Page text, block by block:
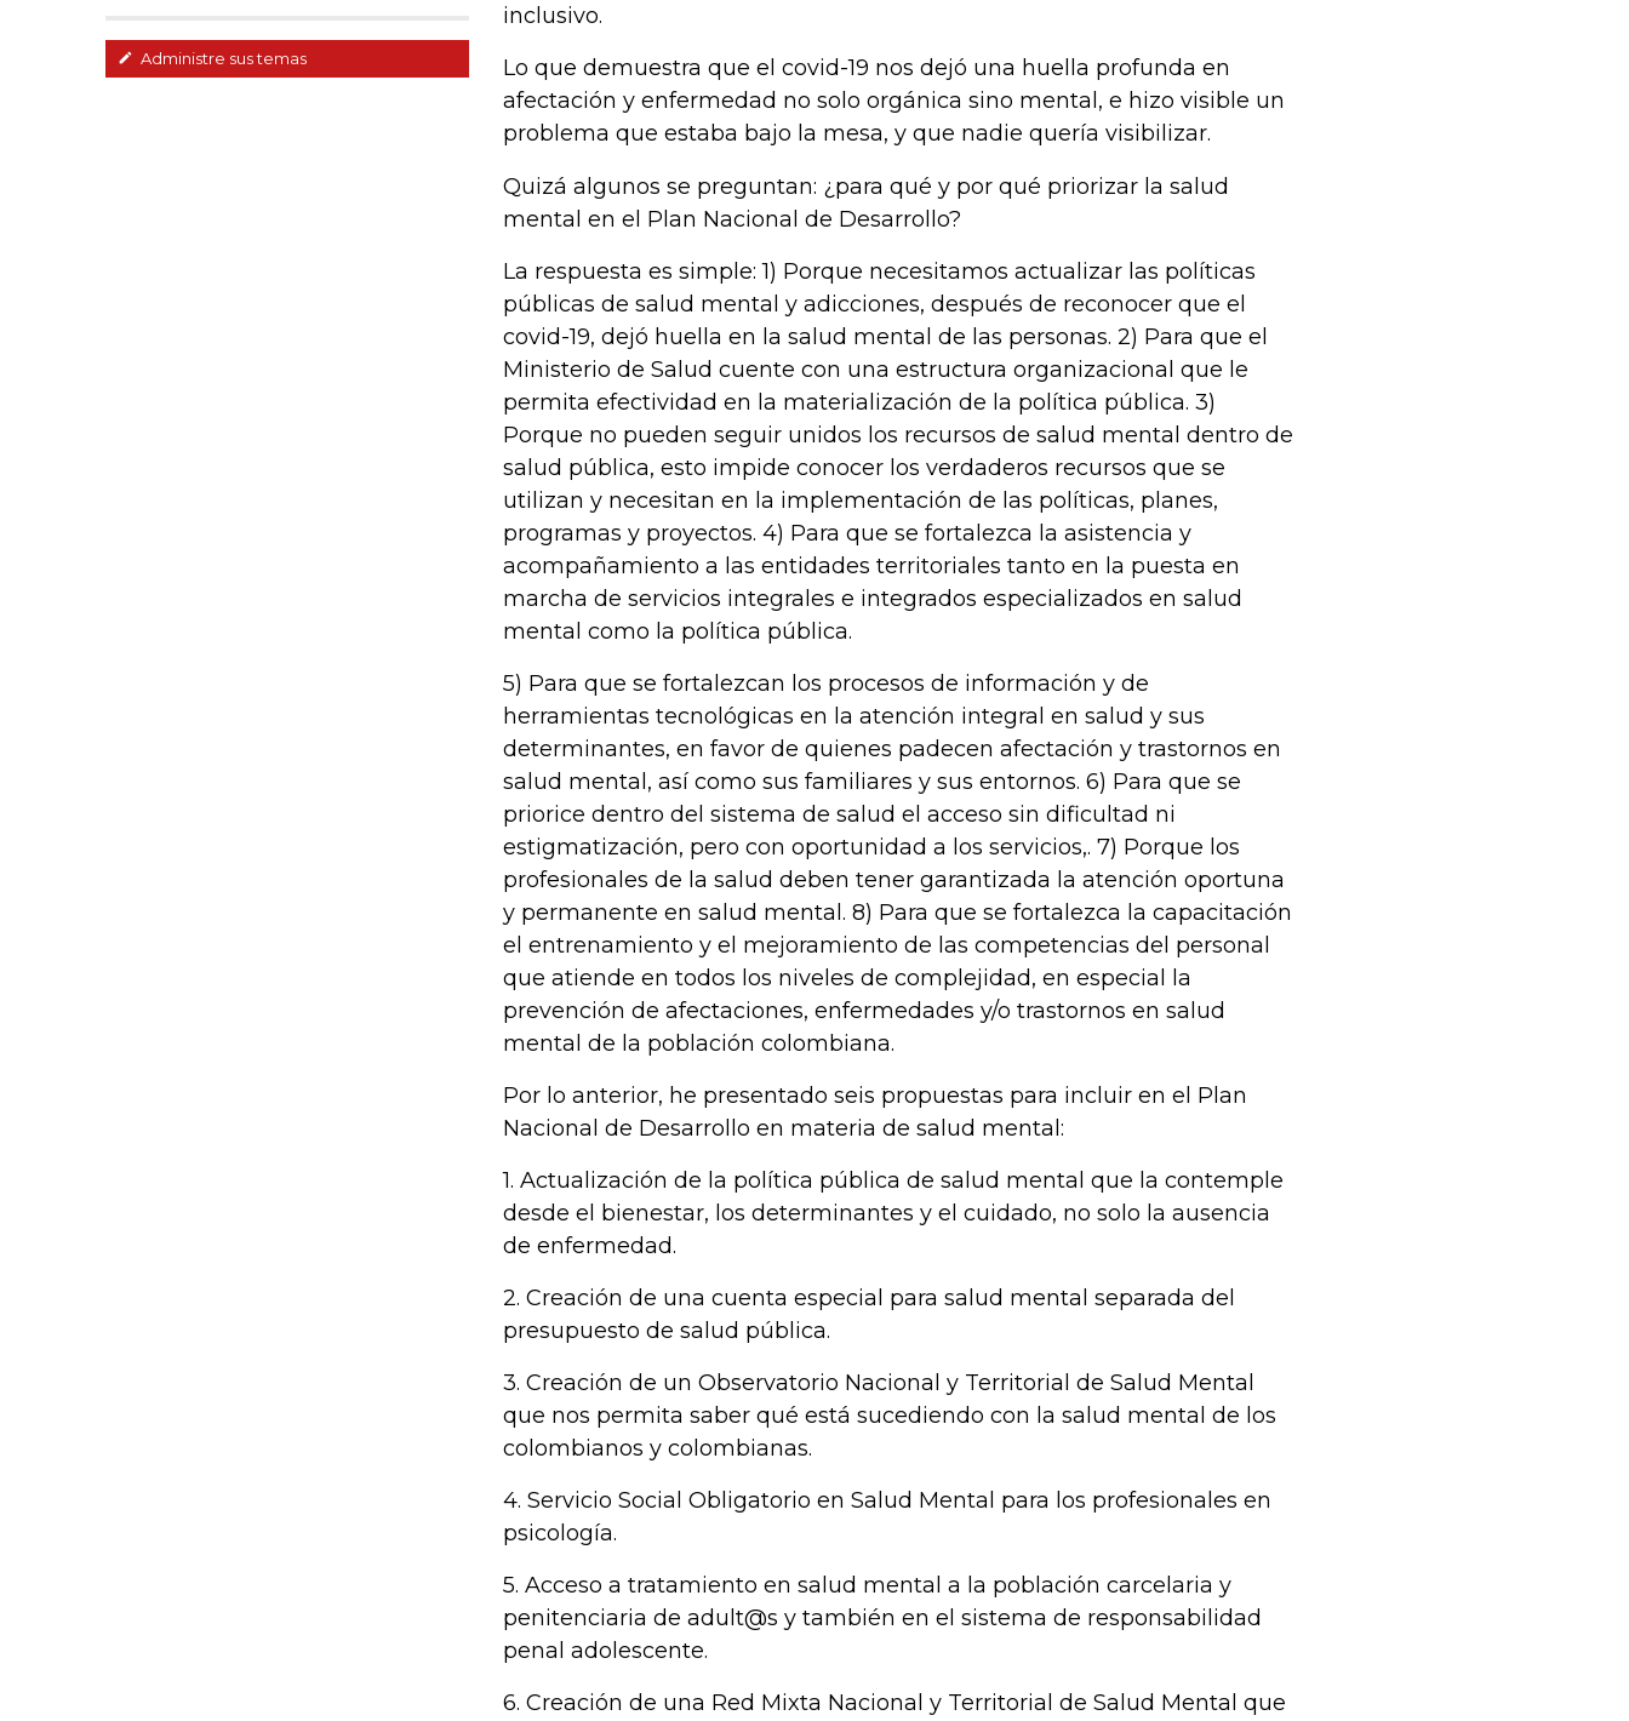
Administre sus temas
inclusivo.
Lo que demuestra que el covid-19 nos dejó una huella profunda en
afectación y enfermedad no solo orgánica sino mental, e hizo visible un
problema que estaba bajo la mesa, y que nadie quería visibilizar.
Quizá algunos se preguntan: ¿para qué y por qué priorizar la salud
mental en el Plan Nacional de Desarrollo?
La respuesta es simple: 1) Porque necesitamos actualizar las políticas
públicas de salud mental y adicciones, después de reconocer que el
covid-19, dejó huella en la salud mental de las personas. 2) Para que el
Ministerio de Salud cuente con una estructura organizacional que le
permita efectividad en la materialización de la política pública. 3)
Porque no pueden seguir unidos los recursos de salud mental dentro de
salud pública, esto impide conocer los verdaderos recursos que se
utilizan y necesitan en la implementación de las políticas, planes,
programas y proyectos. 4) Para que se fortalezca la asistencia y
acompañamiento a las entidades territoriales tanto en la puesta en
marcha de servicios integrales e integrados especializados en salud
mental como la política pública.
5) Para que se fortalezcan los procesos de información y de
herramientas tecnológicas en la atención integral en salud y sus
determinantes, en favor de quienes padecen afectación y trastornos en
salud mental, así como sus familiares y sus entornos. 6) Para que se
priorice dentro del sistema de salud el acceso sin dificultad ni
estigmatización, pero con oportunidad a los servicios,. 7) Porque los
profesionales de la salud deben tener garantizada la atención oportuna
y permanente en salud mental. 8) Para que se fortalezca la capacitación
el entrenamiento y el mejoramiento de las competencias del personal
que atiende en todos los niveles de complejidad, en especial la
prevención de afectaciones, enfermedades y/o trastornos en salud
mental de la población colombiana.
Por lo anterior, he presentado seis propuestas para incluir en el Plan
Nacional de Desarrollo en materia de salud mental:
1. Actualización de la política pública de salud mental que la contemple
desde el bienestar, los determinantes y el cuidado, no solo la ausencia
de enfermedad.
2. Creación de una cuenta especial para salud mental separada del
presupuesto de salud pública.
3. Creación de un Observatorio Nacional y Territorial de Salud Mental
que nos permita saber qué está sucediendo con la salud mental de los
colombianos y colombianas.
4. Servicio Social Obligatorio en Salud Mental para los profesionales en
psicología.
5. Acceso a tratamiento en salud mental a la población carcelaria y
penitenciaria de adult@s y también en el sistema de responsabilidad
penal adolescente.
6. Creación de una Red Mixta Nacional y Territorial de Salud Mental que